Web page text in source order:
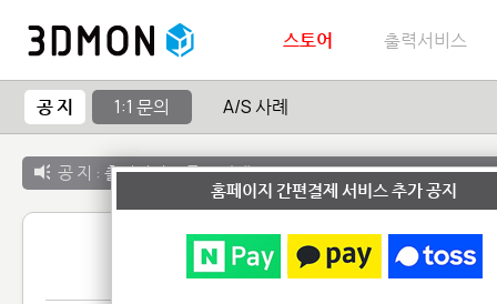
스토어 출력서비스
공 지 1:1 문의 A/S 사례
공 지 : 출력서비스 종료 안내
1:1 문
홈페이지 간편결제 서비스 추가 공지